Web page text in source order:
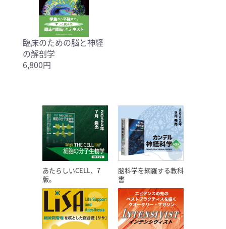
臨床のための脳と神経
の解剖学
6,800円
あたらしいCELL、7
版。
脳科学を網羅する教科
書